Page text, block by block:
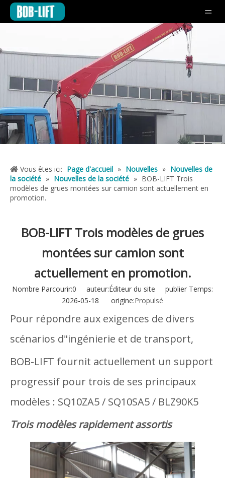
Vous êtes ici: Page d'accueil » Nouvelles » Nouvelles de
la société » Nouvelles de la société » BOB-LIFT Trois
modèles de grues montées sur camion sont actuellement en
promotion.
BOB-LIFT Trois modèles de grues
montées sur camion sont
actuellement en promotion.
Nombre Parcourir:0 auteur:Éditeur du site publier Temps:
2026-05-18 origine:Propulsé
Pour répondre aux exigences de divers
scénarios d"ingénierie et de transport,
BOB-LIFT fournit actuellement un support
progressif pour trois de ses principaux
modèles : SQ10ZA5 / SQ10SA5 / BLZ90K5
Trois modèles rapidement assortis